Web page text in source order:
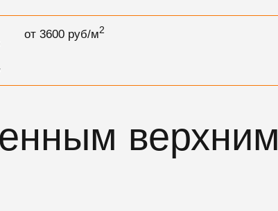
от 3600 руб/м2
верхним